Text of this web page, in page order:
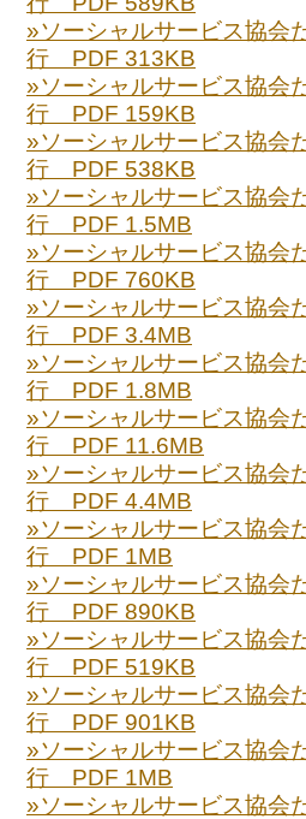
»ソーシャルサービス協
行 PDF 313KB
»ソーシャルサービス協
行 PDF 159KB
»ソーシャルサービス協
行 PDF 538KB
»ソーシャルサービス協
行 PDF 1.5MB
»ソーシャルサービス協
行 PDF 760KB
»ソーシャルサービス協
行 PDF 3.4MB
»ソーシャルサービス協
行 PDF 1.8MB
»ソーシャルサービス協
行 PDF 11.6MB
»ソーシャルサービス協
行 PDF 4.4MB
»ソーシャルサービス協
行 PDF 1MB
»ソーシャルサービス協
行 PDF 890KB
»ソーシャルサービス協
行 PDF 519KB
»ソーシャルサービス協
行 PDF 901KB
»ソーシャルサービス協
行 PDF 1MB
»ソーシャルサービス協